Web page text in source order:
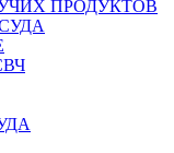
ПРОДУКТОВ